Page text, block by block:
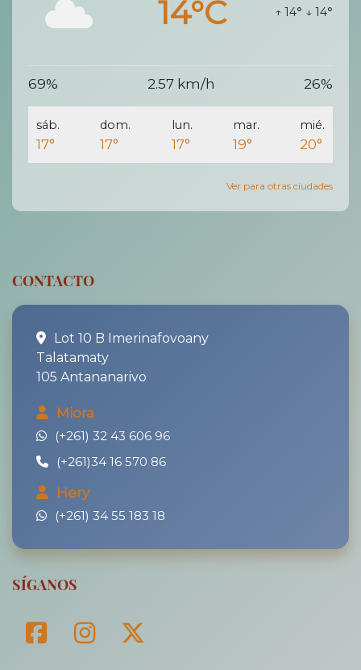
14°C ↑ 14° ↓ 14°
69% 2.57 km/h 26%
sáb.
17°
dom.
17°
lun.
17°
mar.
19°
mié.
20°
Ver para otras ciudades
CONTACTO
Lot 10 B Imerinafovoany
Talatamaty
105 Antananarivo
Miora
(+261) 32 43 606 96
(+261)34 16 570 86
Hery
(+261) 34 55 183 18
SÍGANOS